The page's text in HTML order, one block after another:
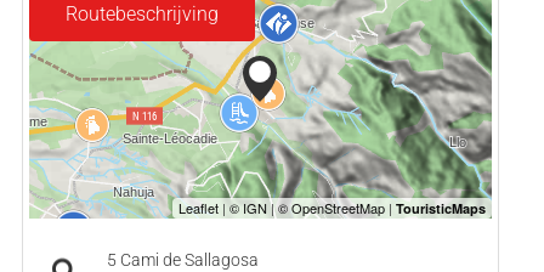
Routebeschrijving
5 Cami de Sallagosa